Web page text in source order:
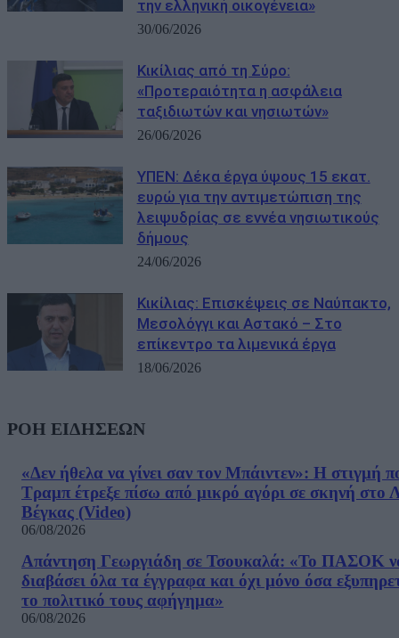
την ελληνική οικογένεια»
30/06/2026
Κικίλιας από τη Σύρο:
«Προτεραιότητα η ασφάλεια
ταξιδιωτών και νησιωτών»
26/06/2026
ΥΠΕΝ: Δέκα έργα ύψους 15 εκατ.
ευρώ για την αντιμετώπιση της
λειψυδρίας σε εννέα νησιωτικούς
δήμους
24/06/2026
Κικίλιας: Επισκέψεις σε Ναύπακτο,
Μεσολόγγι και Αστακό – Στο
επίκεντρο τα λιμενικά έργα
18/06/2026
ΡΟΗ ΕΙΔΗΣΕΩΝ
«Δεν ήθελα να γίνει σαν τον Μπάιντεν»: Η στιγμή
Τραμπ έτρεξε πίσω από μικρό αγόρι σε σκηνή στο
Βέγκας (Video)
06/08/2026
Απάντηση Γεωργιάδη σε Τσουκαλά: «Το ΠΑΣΟΚ
διαβάσει όλα τα έγγραφα και όχι μόνο όσα
το πολιτικό τους αφήγημα»
06/08/2026